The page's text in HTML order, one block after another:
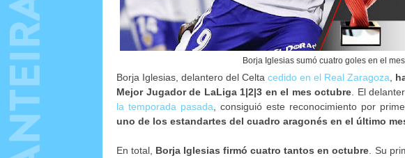
Borja Iglesias sumó cuatro goles en el
Borja Iglesias, delantero del Celta cedido en el Real Zaragoza
Mejor Jugador de LaLiga 1|2|3 en el mes octubre . El
la temporada pasada , consiguió este reconocimiento por
uno de los estandartes del cuadro aragonés en el último
En total, Borja Iglesias firmó cuatro tantos en octubre . Su